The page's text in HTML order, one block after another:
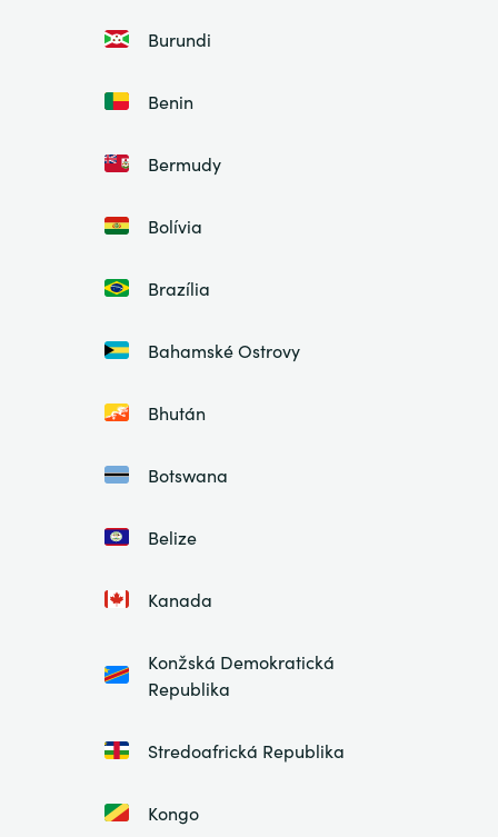
Burundi
Benin
Bermudy
Bolívia
Brazília
Bahamské Ostrovy
Bhután
Botswana
Belize
Kanada
Konžská Demokratická
Republika
Stredoafrická Republika
Kongo